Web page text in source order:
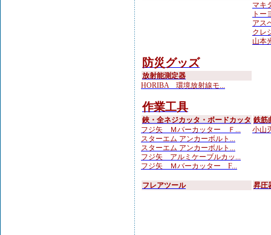
マキ
トー
アス
クレ
山本
防災グッズ
放射能測定器
HORIBA 環境放射線モ...
作業工具
鋏・全ネジカッタ・ボードカッタ
フジ矢 Ｍバーカッター Ｆ...
スターエム アンカーボルト...
スターエム アンカーボルト...
フジ矢 アルミケーブルカッ...
フジ矢 Ｍバーカッター F...
鉄筋
小山
フレアツール 昇圧